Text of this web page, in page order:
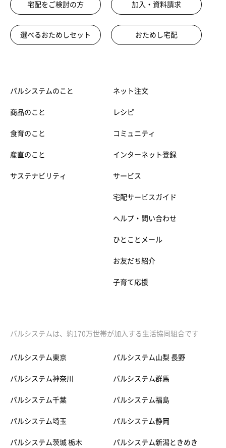
宅配をご検討の方 加入・資料請求
選べるおためしセット おためし宅配
パルシステムのこと
商品のこと
食育のこと
産直のこと
サステナビリティ
ネット注文
レシピ
コミュニティ
インターネット登録
サービス
宅配サービスガイド
ヘルプ・問い合わせ
ひとことメール
お友だち紹介
子育て応援
パルシステムは、約170万世帯が加入する生活協同組合です
パルシステム東京
パルシステム神奈川
パルシステム千葉
パルシステム埼玉
パルシステム茨城 栃木
パルシステム山梨 長野
パルシステム群馬
パルシステム福島
パルシステム静岡
パルシステム新潟ときめき